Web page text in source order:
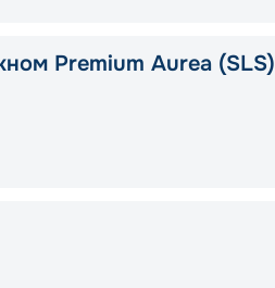
Premium Aurea (SLS)